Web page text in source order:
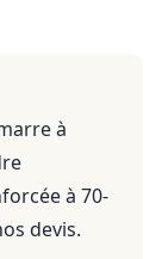
à
à 70-
devis.